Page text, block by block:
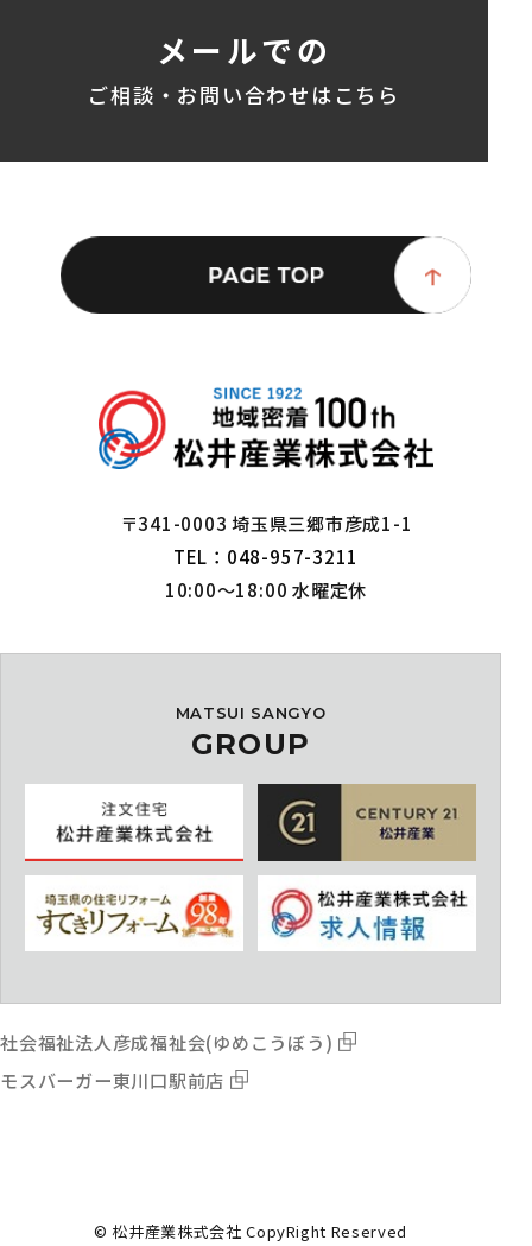
メールでの
ご相談・お問い合わせはこちら
〒341-0003 埼玉県三郷市彦成1-1
TEL：048-957-3211
10:00～18:00 水曜定休
MATSUI SANGYO
GROUP
© 松井産業株式会社 CopyRight Reserved
社会福祉法人彦成福祉会(ゆめこうぼう)
モスバーガー東川口駅前店